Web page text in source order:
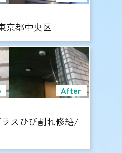
京都中央区
スひび割れ修繕/